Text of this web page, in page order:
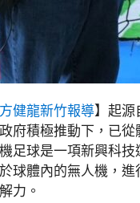
健龍新竹報導】起源
府積極推動下，已
足球是一項新興科
球體內的無人機，
力。